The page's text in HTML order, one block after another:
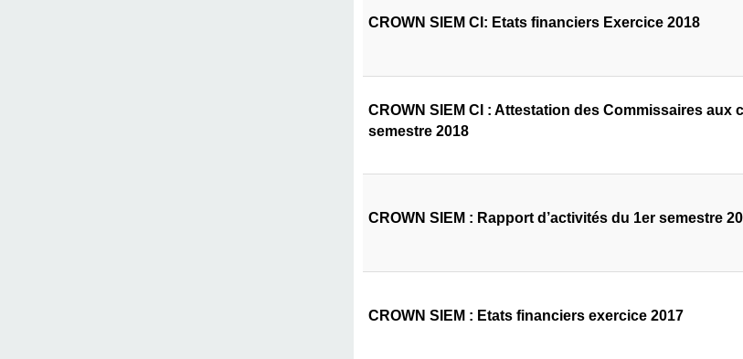
CROWN SIEM CI: Etats financiers Exercice 2018
CROWN SIEM CI : Attestation des Commissaires
semestre 2018
CROWN SIEM : Rapport d’activités du 1er semestre
CROWN SIEM : Etats financiers exercice 2017